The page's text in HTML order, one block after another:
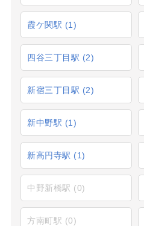
霞ケ関駅 (1)
四谷三丁目駅 (2)
新宿三丁目駅 (2)
新中野駅 (1)
新高円寺駅 (1)
中野新橋駅 (0)
方南町駅 (0)